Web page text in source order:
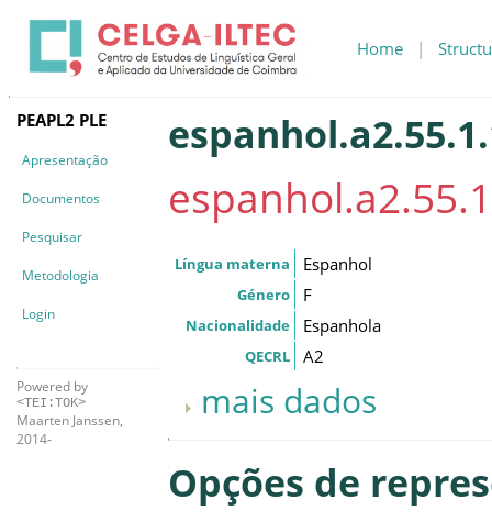
Home |
PEAPL2 PLE
Apresentação
Documentos
Pesquisar
Metodologia
Login
Powered by
<TEI:TOK>
Maarten Janssen,
2014-
Língua materna Espanhol
Género F
Nacionalidade Espanhola
QECRL A2
mais dados
Opções de